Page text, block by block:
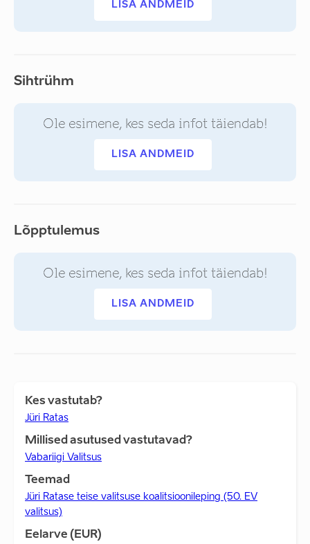
LISA ANDMEID
Sihtrühm
Ole esimene, kes seda infot täiendab!
LISA ANDMEID
Lõpptulemus
Ole esimene, kes seda infot täiendab!
LISA ANDMEID
Kes vastutab?
Jüri Ratas
Millised asutused vastutavad?
Vabariigi Valitsus
Teemad
Jüri Ratase teise valitsuse koalitsioonileping (50. EV
valitsus)
Eelarve (EUR)